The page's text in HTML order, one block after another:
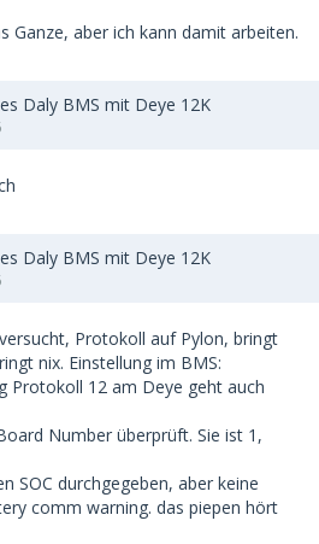
Ganze, aber ich kann damit arbeiten.
Daly BMS mit Deye 12K
Daly BMS mit Deye 12K
Protokoll auf Pylon, bringt
nix. Einstellung im BMS:
Protokoll 12 am Deye geht auch
Number überprüft. Sie ist 1,
SOC durchgegeben, aber keine
comm warning. das piepen hört